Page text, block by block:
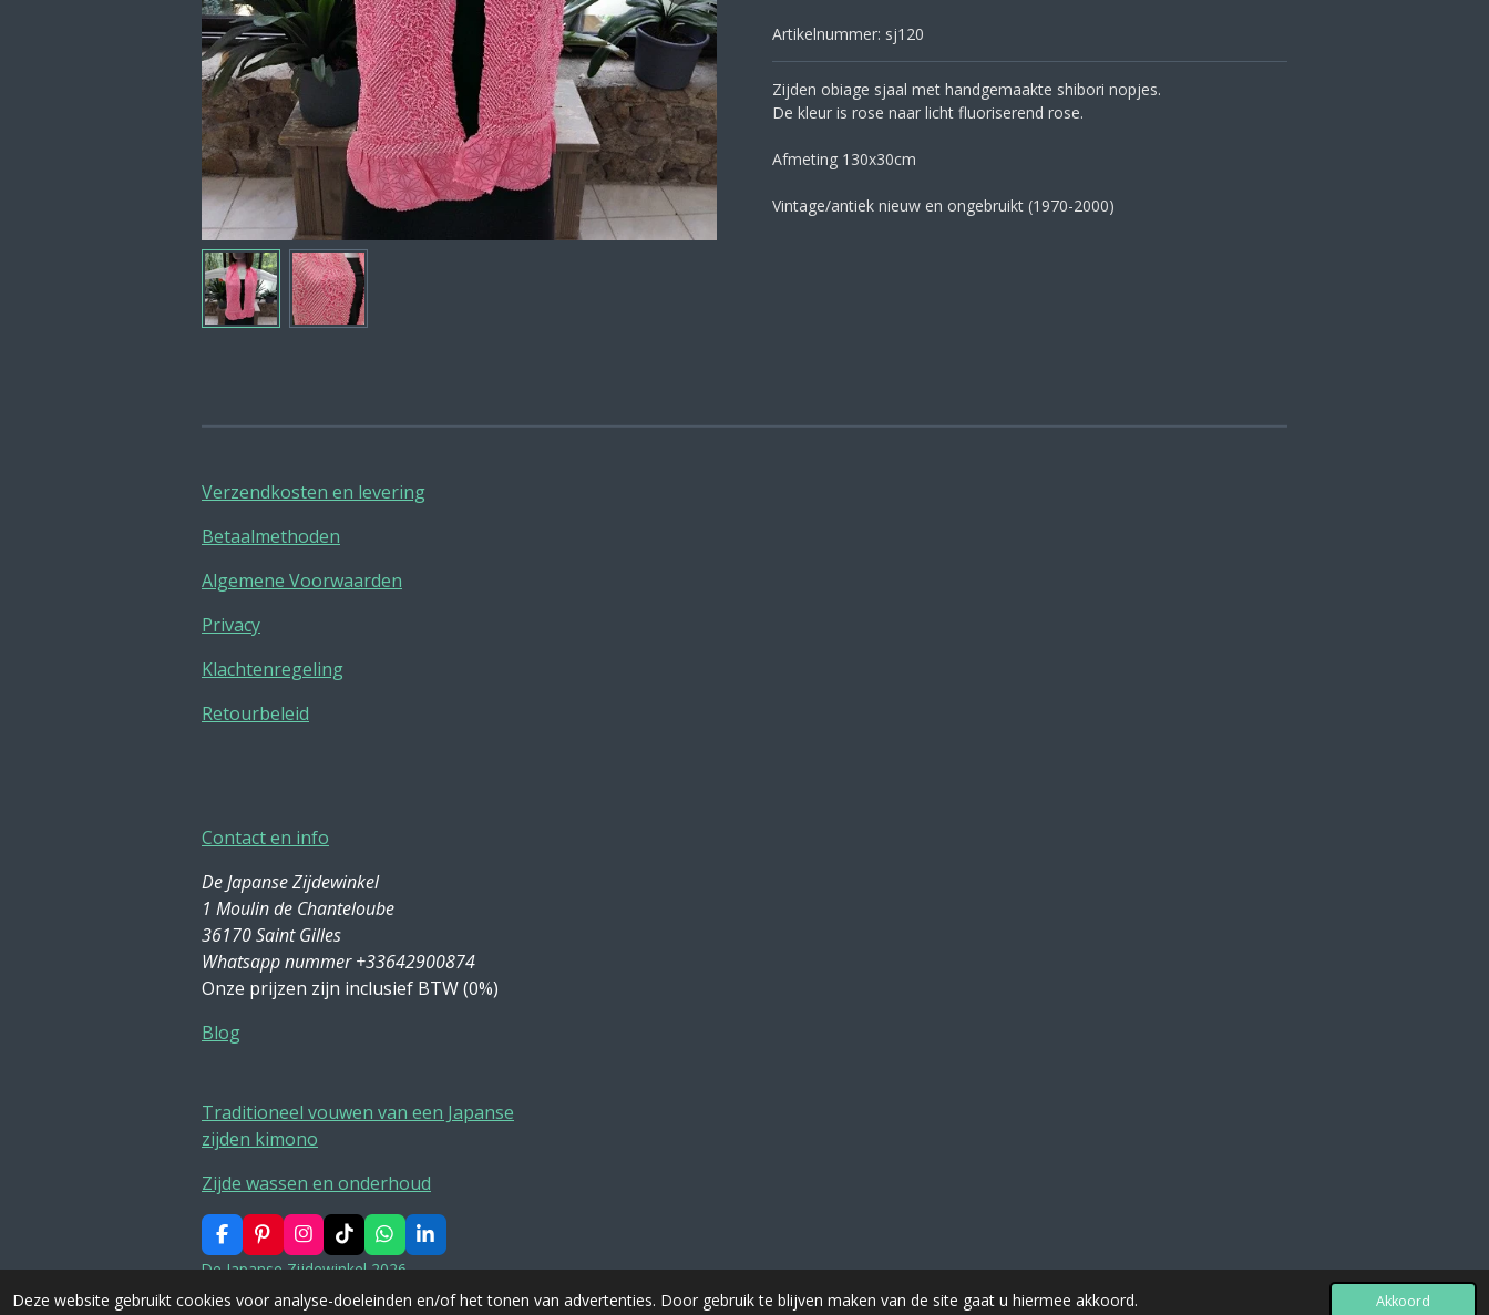
Deze website gebruikt cookies voor analyse-doeleinden en/of het tonen van advertenties. Door gebruik te blijven maken van de site gaat u hiermee akkoord. Akkoord
Artikelnummer: sj120
Zijden obiage sjaal met handgemaakte shibori nopjes.
De kleur is rose naar licht fluoriserend rose.
Afmeting 130x30cm
Vintage/antiek nieuw en ongebruikt (1970-2000)
Verzendkosten en levering
Betaalmethoden
Algemene Voorwaarden
Privacy
Klachtenregeling
Retourbeleid
Contact en info
De Japanse Zijdewinkel
1 Moulin de Chanteloube
36170 Saint Gilles
Whatsapp nummer +33642900874
Onze prijzen zijn inclusief BTW (0%)
Blog
Traditioneel vouwen van een Japanse
zijden kimono
Zijde wassen en onderhoud
F
a
e
P
i
t
I
n
t
T
i
T
W
h
t
L
i
k
De Japanse Zijdewinkel 2026